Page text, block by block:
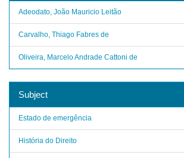
Adeodato, João Mauricio Leitão
Carvalho, Thiago Fabres de
Oliveira, Marcelo Andrade Cattoni de
Subject
Estado de emergência
História do Direito